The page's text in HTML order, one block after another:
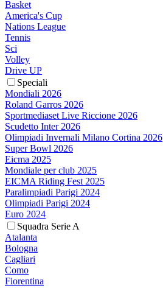
Basket
America's Cup
Nations League
Tennis
Sci
Volley
Drive UP
Speciali
Mondiali 2026
Roland Garros 2026
Sportmediaset Live Riccione 2026
Scudetto Inter 2026
Olimpiadi Invernali Milano Cortina 2026
Super Bowl 2026
Eicma 2025
Mondiale per club 2025
EICMA Riding Fest 2025
Paralimpiadi Parigi 2024
Olimpiadi Parigi 2024
Euro 2024
Squadra Serie A
Atalanta
Bologna
Cagliari
Como
Fiorentina